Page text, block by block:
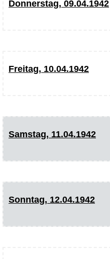
Donnerstag, 09.04.1942
Freitag, 10.04.1942
Samstag, 11.04.1942
Sonntag, 12.04.1942